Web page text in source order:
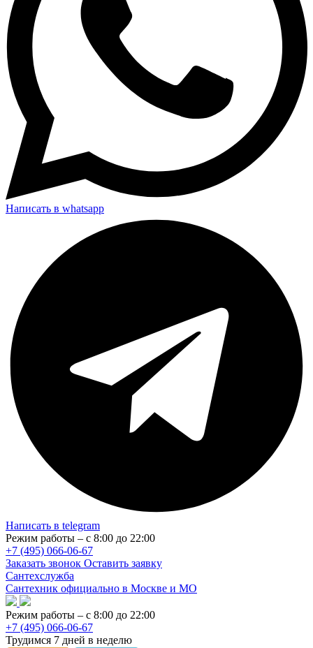
Написать в whatsapp
Написать в telegram
Режим работы – с 8:00 до 22:00
+7 (495) 066-06-67
Заказать звонок Оставить заявку
Сантехслужба
Сантехник официально в Москве и МО
Режим работы – с 8:00 до 22:00
+7 (495) 066-06-67
Трудимся 7 дней в неделю